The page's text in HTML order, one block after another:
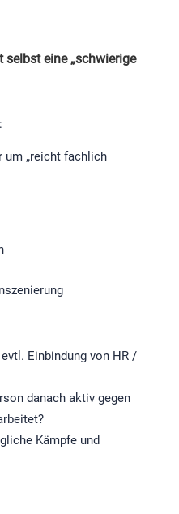
eine „schwierige
um „reicht fachlich
Einbindung von HR /
danach aktiv gegen
Kämpfe und